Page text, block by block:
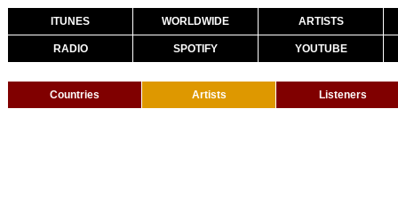
ITUNES WORLDWIDE ARTISTS
RADIO SPOTIFY YOUTUBE
Countries Artists Listeners